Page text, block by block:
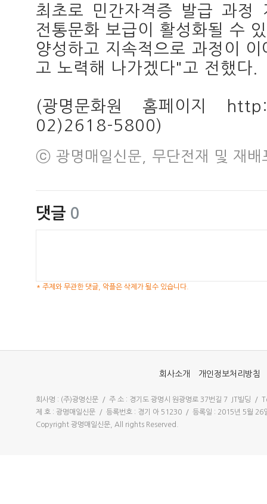
최초로 민간자격증 발급 과정
전통문화 보급이 활성화될 수
양성하고 지속적으로 과정이
고 노력해 나가겠다"고 전했다.
(광명문화원 홈페이지
02)2618-5800)
ⓒ 광명매일신문, 무단전재 및 재배
댓글 0
* 주제와 무관한 댓글, 악플은 삭제가 될수 있습니다.
회사소개 개인정보처리방침
회사명 : (주)광명신문 / 주 소 : 경기도 광명시 원광명로 37번길 7 JT빌딩
제 호 : 광명매일신문 / 등록번호 : 경기 아 51230 / 등록일 : 2015년 5월
Copyright 광명매일신문, All rights Reserved.